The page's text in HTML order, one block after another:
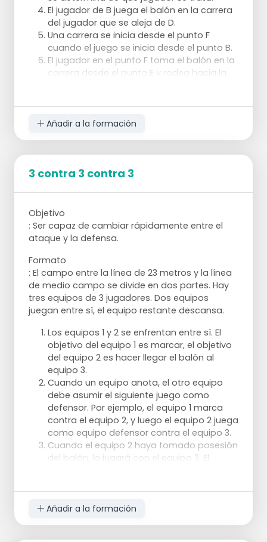
puedes tener un equipo en la banda y jugar
un partido de 2 o 3 minutos cada vez. De
este modo, hay una pausa y los jugadores
tienen tiempo para discutir y analizar.
Los peones de puntuación para los
defensores también pueden hacerse más
un desborde a los atacantes cuando el
marcador no va bien.
Puntos de atención
Asegúrate de que queda claro quién
Como defensores, intenten pasar
desapercibidos y evitar las faltas.
Como los atacantes, traten de buscar
Busca oportunidades para hacer doblete
Si, como defensor, notas que tu hombre no
está lo suficientemente activo en el
ataque, ayuda a tu compañero a defender
y a arrinconar al atacante
Como atacante, busca el revés de tu
oponente. Por lo tanto, un ataque a la
derecha suele ser más fácil de ejecutar que
al revés
El jugador de B juega el balón en la carrera
del jugador que se aleja de D.
Una carrera se inicia desde el punto F
cuando el juego se inicia desde el punto B.
El jugador en el punto F toma el balón en la
carrera desde el punto E y rodea hacia la
Variaciones:
La estación F puede omitirse cuando sólo
se quiera centrar en el abordaje por detrás.
Luego corres hacia el círculo y terminas en
gol.
También puedes hacer el ejercicio desde
un solo lado. Entonces necesitarás menos
jugadores.
un derecho. Puedes elegir jugar un golpe de
revés o de derecha.
Añadir a la formación
3 contra 3 contra 3
Objetivo
: Ser capaz de cambiar rápidamente entre el
ataque y la defensa.
Formato
: El campo entre la línea de 23 metros y la línea
de medio campo se divide en dos partes. Hay
tres equipos de 3 jugadores. Dos equipos
juegan entre sí, el equipo restante descansa.
Los equipos 1 y 2 se enfrentan entre sí. El
objetivo del equipo 1 es marcar, el objetivo
del equipo 2 es hacer llegar el balón al
equipo 3.
Cuando un equipo anota, el otro equipo
debe asumir el siguiente juego como
defensor. Por ejemplo, el equipo 1 marca
contra el equipo 2, y luego el equipo 2 juega
como equipo defensor contra el equipo 3.
Cuando el equipo 2 haya tomado posesión
del balón, lo jugará con el equipo 3. El
entonces pasar del ataque a la defensa. El
equipo dos ocupa ahora el lugar del
Añadir a la formación